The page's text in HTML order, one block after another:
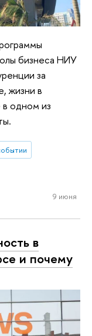
бизнеса НИУ
за
жизни в
одном из
9 июня
в
и почему